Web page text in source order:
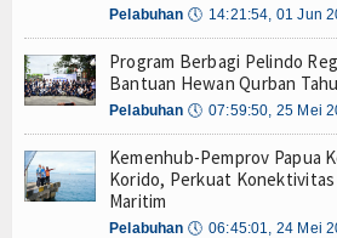
Nasional
News
Olahraga
Perhubungan
Pelabuhan 🕔 14:21:54, 01 Jun
Program Berbagi Pelindo
Bantuan Hewan Qurban
Pelabuhan 🕔 07:59:50, 25 Mei
Kemenhub-Pemprov Papua
Korido, Perkuat Konektivitas
Maritim
Pelabuhan 🕔 06:45:01, 24 Mei